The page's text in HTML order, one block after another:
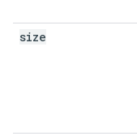
size